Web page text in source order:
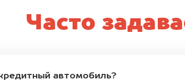
Часто
автомобиль?